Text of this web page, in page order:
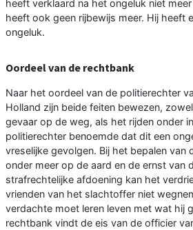
heeft verklaard na het ongeluk niet
heeft ook geen rijbewijs meer. Hij heeft
ongeluk.
Oordeel van de rechtbank
Naar het oordeel van de politierechter
Holland zijn beide feiten bewezen,
gevaar op de weg, als het rijden onder
politierechter benoemde dat dit een
vreselijke gevolgen. Bij het bepalen van
onder meer op de aard en de ernst van
strafrechtelijke afdoening kan het
vrienden van het slachtoffer niet
verdachte moet leren leven met wat hij
rechtbank vindt de eis van de officier